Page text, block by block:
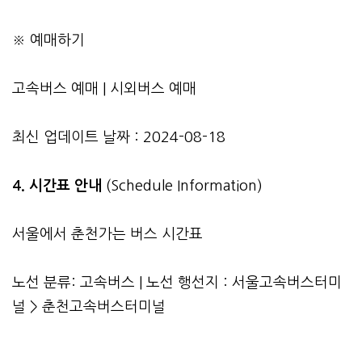
※ 예매하기
고속버스 예매 시외버스 예매
최신 업데이트 날짜 : 2024-08-18
4. 시간표 안내 (Schedule Information)
서울에서 춘천가는 버스 시간표
노선 분류: 고속버스 | 노선 행선지 : 서울고속버스터미
널 > 춘천고속버스터미널